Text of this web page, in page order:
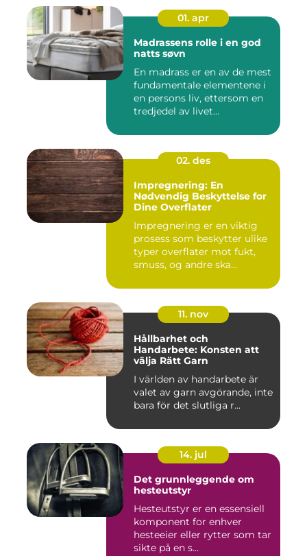
01. apr
Madrassens rolle i en god
natts søvn
En madrass er en av de mest
fundamentale elementene i
en persons liv, ettersom en
tredjedel av livet...
02. des
Impregnering: En
Nødvendig Beskyttelse for
Dine Overflater
Impregnering er en viktig
prosess som beskytter ulike
typer overflater mot fukt,
smuss, og andre ska...
11. nov
Hållbarhet och
Handarbete: Konsten att
välja Rätt Garn
I världen av handarbete är
valet av garn avgörande, inte
bara för det slutliga r...
14. jul
Det grunnleggende om
hesteutstyr
Hesteutstyr er en essensiell
komponent for enhver
hesteeier eller rytter som tar
sikte på en s...